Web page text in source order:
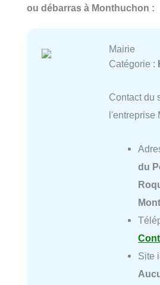
ou débarras à Monthuchon :
Mairie
Catégorie :
Contact du
l'entreprise
du
Site